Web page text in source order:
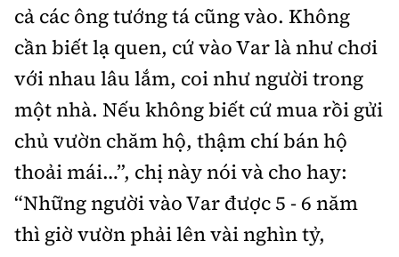
cả các ông tướng tá cũng vào. Không
cần biết lạ quen, cứ vào Var là như chơi
với nhau lâu lắm, coi như người trong
một nhà. Nếu không biết cứ mua rồi gửi
chủ vườn chăm hộ, thậm chí bán hộ
thoải mái…”, chị này nói và cho hay:
“Những người vào Var được 5 - 6 năm
thì giờ vườn phải lên vài nghìn tỷ,